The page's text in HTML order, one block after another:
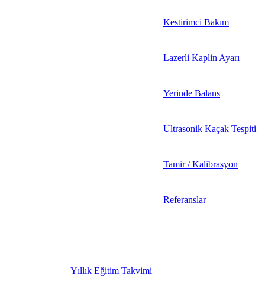
Kestirimci Bakım
Lazerli Kaplin Ayarı
Yerinde Balans
Ultrasonik Kaçak Tespiti
Tamir / Kalibrasyon
Referanslar
Yıllık Eğitim Takvimi